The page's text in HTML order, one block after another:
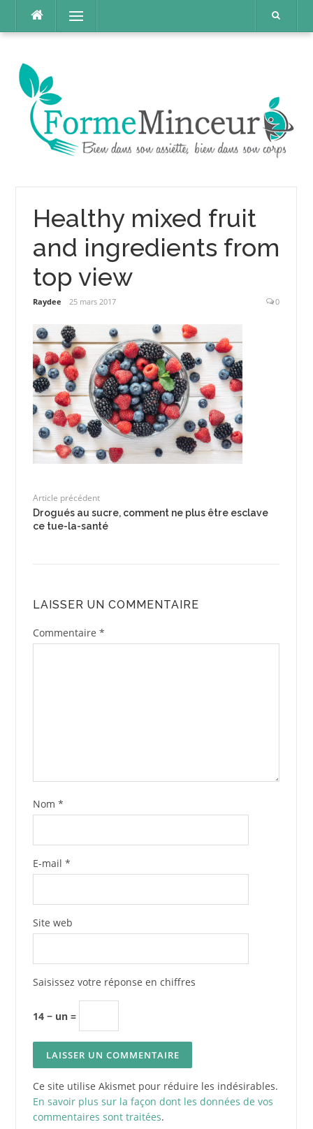
contenu
Menu
Healthy mixed fruit
and ingredients from
top view
Raydee 25 mars 2017 0
Article précédent
Drogués au sucre, comment ne plus être esclave
ce tue-la-santé
LAISSER UN COMMENTAIRE
Commentaire *
Nom *
E-mail *
Site web
Saisissez votre réponse en chiffres
14 − un =
Ce site utilise Akismet pour réduire les indésirables.
En savoir plus sur la façon dont les données de vos
commentaires sont traitées.